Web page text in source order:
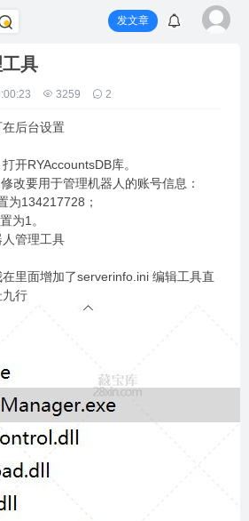
发文章
具
3259 2
后台设置
开RYAccountsDB库。
改要用于管理机器人的账号信息：
为134217728；
为1。
管理工具
里面增加了serverinfo.ini 编辑工具直
九行